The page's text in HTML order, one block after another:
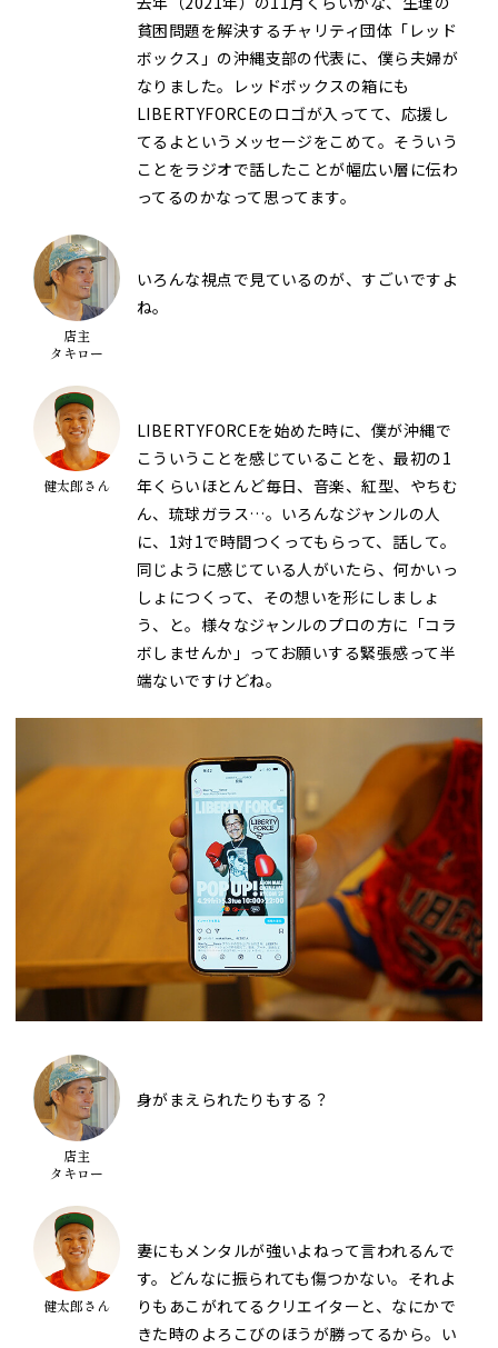
貧困問題を解決するチャリティ団体「レッド
ボックス」の沖縄支部の代表に、僕ら夫婦が
なりました。レッドボックスの箱にも
LIBERTYFORCEのロゴが入ってて、応援し
てるよというメッセージをこめて。そういう
ことをラジオで話したことが幅広い層に伝わ
ってるのかなって思ってます。
店主
タキロー
いろんな視点で見ているのが、すごいですよ
ね。
健太郎さん
LIBERTYFORCEを始めた時に、僕が沖縄で
こういうことを感じていることを、最初の1
年くらいほとんど毎日、音楽、紅型、やちむ
ん、琉球ガラス…。いろんなジャンルの人
に、1対1で時間つくってもらって、話して。
同じように感じている人がいたら、何かいっ
しょにつくって、その想いを形にしましょ
う、と。様々なジャンルのプロの方に「コラ
ボしませんか」ってお願いする緊張感って半
端ないですけどね。
店主
タキロー
身がまえられたりもする？
健太郎さん
妻にもメンタルが強いよねって言われるんで
す。どんなに振られても傷つかない。それよ
りもあこがれてるクリエイターと、なにかで
きた時のよろこびのほうが勝ってるから。い